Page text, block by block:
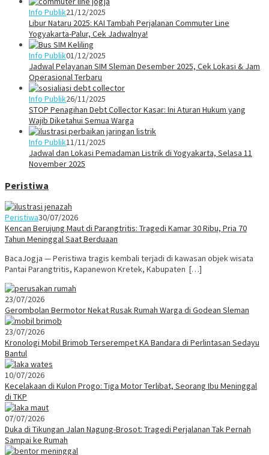
Info Publik21/12/2025
Libur Nataru 2025: KAI Tambah Perjalanan Commuter Line
Yogyakarta-Palur, Cek Jadwalnya!
Info Publik01/12/2025
Jadwal Pelayanan SIM Sleman Desember 2025, Cek Lokasi & Jam
Operasional Terbaru
Info Publik26/11/2025
STOP Penagihan Debt Collector Kasar: Ini Aturan Hukum yang
Wajib Diketahui Semua Warga
Info Publik11/11/2025
Jadwal dan Lokasi Pemadaman Listrik di Yogyakarta, Selasa 11
November 2025
Peristiwa
Peristiwa30/07/2026
Kencan Berujung Maut di Parangtritis: Tragedi Kamar 30 Ribu, Pria 70
Tahun Meninggal Saat Berduaan
BacaJogja — Peristiwa tragis kembali terjadi di kawasan objek wisata
Pantai Parangtritis, Kapanewon Kretek, Kabupaten […]
23/07/2026
Gerombolan Bermotor Nekat Rusak Rumah Warga di Godean Sleman
23/07/2026
Kronologi Mobil Brimob Terserempet KA Bandara di Perlintasan Sedayu
Bantul
10/07/2026
Kecelakaan di Kulon Progo: Tiga Motor Terlibat, Seorang Ibu Meninggal
di TKP
07/07/2026
Duka di Tikungan Jalan Nagung-Brosot: Tragedi Perjalanan Tak Pernah
Sampai ke Rumah